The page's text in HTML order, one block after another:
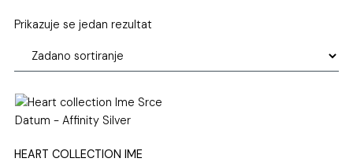
Prikazuje se jedan rezultat
HEART COLLECTION IME